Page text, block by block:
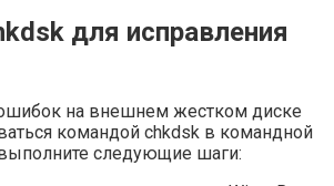
для исправления
на внешнем жестком диске
командой chkdsk в командной
следующие шаги: